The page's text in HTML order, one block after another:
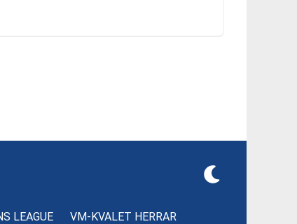
LEAGUE VM-KVALET HERRAR